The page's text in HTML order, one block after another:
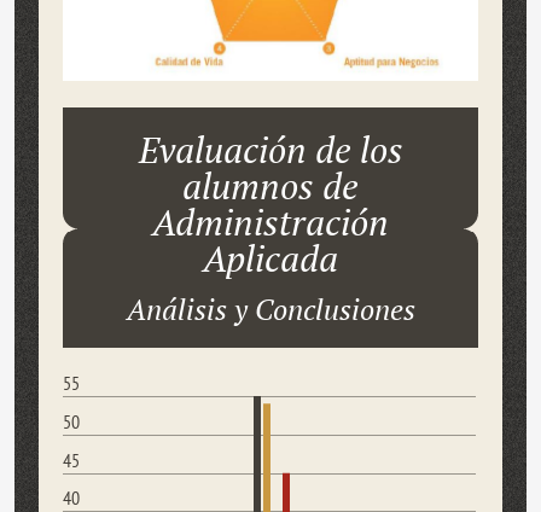
Evaluación de los
alumnos de
Administración
Aplicada
Análisis y Conclusiones
55
50
45
40